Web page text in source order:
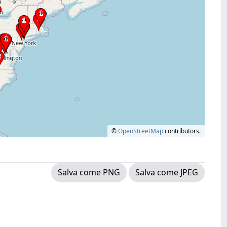
©OpenStreetMapcontributors.
Salva come PNG Salva come JPEG